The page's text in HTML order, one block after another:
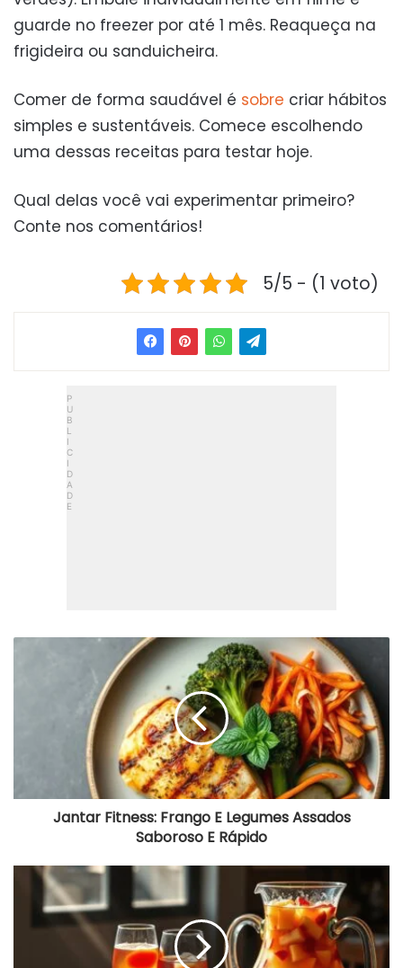
guarde no freezer por até 1 mês. Reaqueça na
frigideira ou sanduicheira.
Comer de forma saudável é sobre criar hábitos
simples e sustentáveis. Comece escolhendo
uma dessas receitas para testar hoje.
Qual delas você vai experimentar primeiro?
Conte nos comentários!
5/5 - (1 voto)
Jantar
Jantar Fitness: Frango E Legumes Assados
Saboroso E Rápido
Drinks
Com
Vinho
Frisante: